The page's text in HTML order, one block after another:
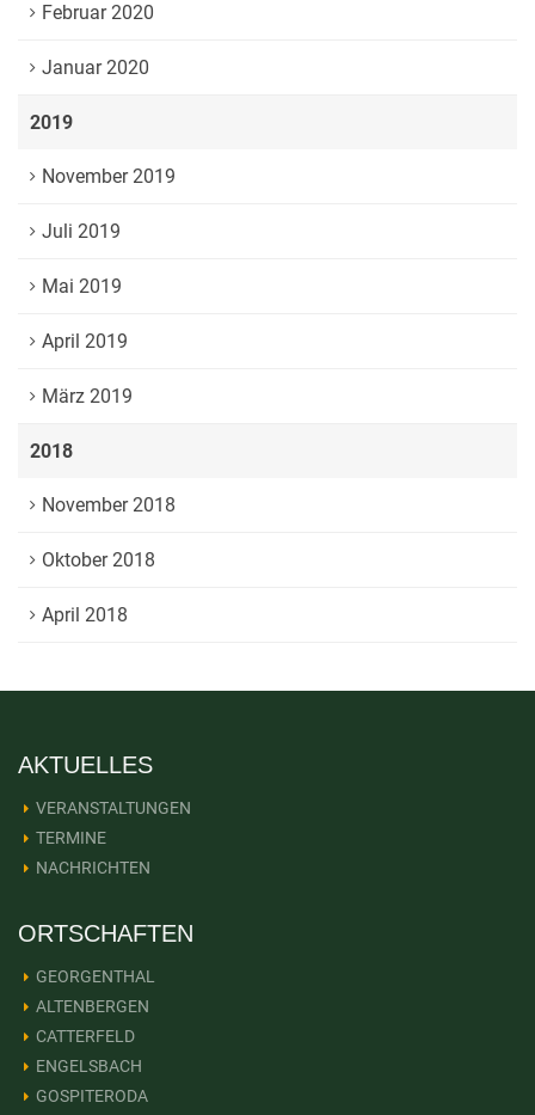
Februar 2020
Januar 2020
2019
November 2019
Juli 2019
Mai 2019
April 2019
März 2019
2018
November 2018
Oktober 2018
April 2018
AKTUELLES
VERANSTALTUNGEN
TERMINE
NACHRICHTEN
ORTSCHAFTEN
GEORGENTHAL
ALTENBERGEN
CATTERFELD
ENGELSBACH
GOSPITERODA